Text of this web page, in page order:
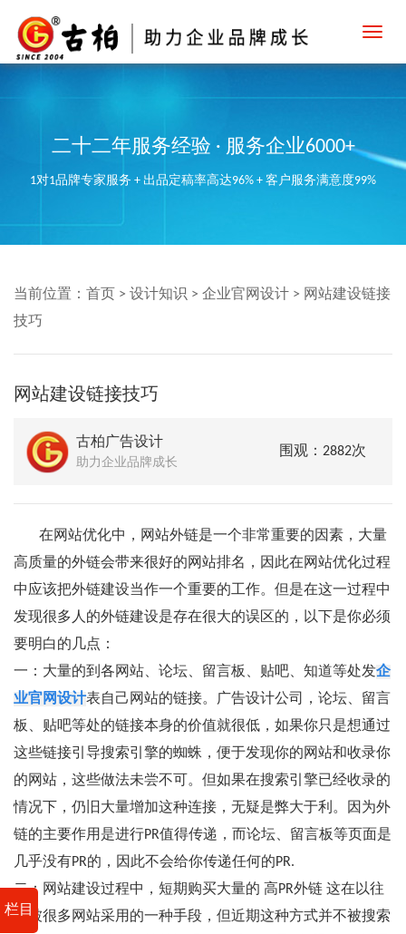
二十二年服务经验 · 服务企业6000+
1对1品牌专家服务 + 出品定稿率高达96% + 客户服务满意度99%
栏目
当前位置： 首页 > 设计知识 > 企业官网设计 > 网站建设链接
技巧
网站建设链接技巧
古柏广告设计
助力企业品牌成长
围观：2882次
在网站优化中，网站外链是一个非常重要的因素，大量
高质量的外链会带来很好的网站排名，因此在网站优化过程
中应该把外链建设当作一个重要的工作。但是在这一过程中
发现很多人的外链建设是存在很大的误区的，以下是你必须
要明白的几点：
一：大量的到各网站、论坛、留言板、贴吧、知道等处发企
业官网设计表自己网站的链接。广告设计公司，论坛、留言
板、贴吧等处的链接本身的价值就很低，如果你只是想通过
这些链接引导搜索引擎的蜘蛛，便于发现你的网站和收录你
的网站，这些做法未尝不可。但如果在搜索引擎已经收录的
情况下，仍旧大量增加这种连接，无疑是弊大于利。因为外
链的主要作用是进行PR值得传递，而论坛、留言板等页面是
几乎没有PR的，因此不会给你传递任何的PR.
二：网站建设过程中，短期购买大量的 高PR外链 这在以往
是被很多网站采用的一种手段，但近期这种方式并不被搜索